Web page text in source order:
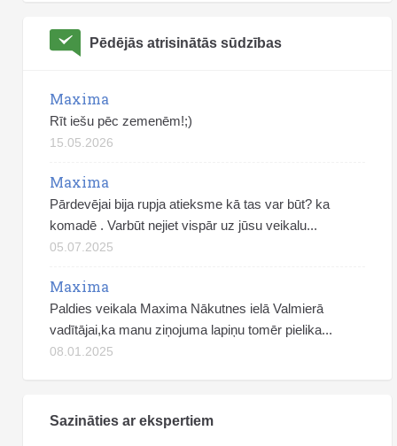
Pēdējās atrisinātās sūdzības
Maxima
Rīt iešu pēc zemenēm!;)
15.05.2026
Maxima
Pārdevējai bija rupja atieksme kā tas var būt? ka
komadē . Varbūt nejiet vispār uz jūsu veikalu...
05.07.2025
Maxima
Paldies veikala Maxima Nākutnes ielā Valmierā
vadītājai,ka manu ziņojuma lapiņu tomēr pielika...
08.01.2025
Sazināties ar ekspertiem